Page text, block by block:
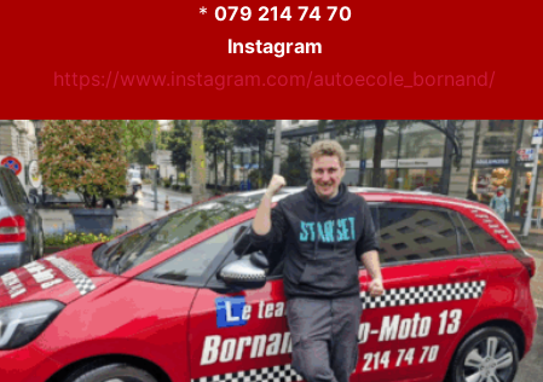
* 079 214 74 70
Instagram
https://www.instagram.com/autoecole_bornand/